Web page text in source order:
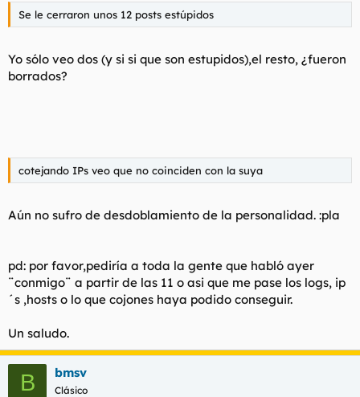
Se le cerraron unos 12 posts estúpidos
Yo sólo veo dos (y si si que son estupidos),el resto, ¿fueron
borrados?
cotejando IPs veo que no coinciden con la suya
Aún no sufro de desdoblamiento de la personalidad. :pla
pd: por favor,pediría a toda la gente que habló ayer
¨conmigo¨ a partir de las 11 o asi que me pase los logs, ip
´s ,hosts o lo que cojones haya podido conseguir.
Un saludo.
B bmsv
Clásico